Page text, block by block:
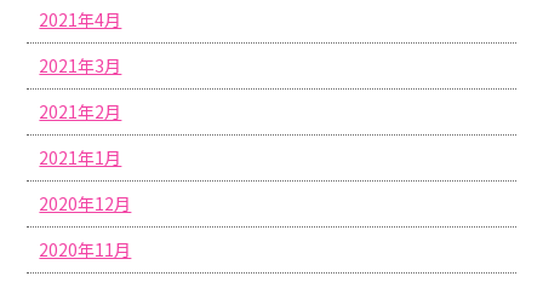
2021年4月
2021年3月
2021年2月
2021年1月
2020年12月
2020年11月